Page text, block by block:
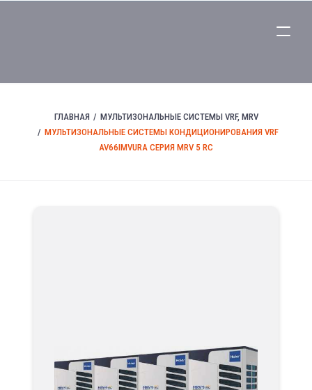
ГЛАВНАЯ
МУЛЬТИЗОНАЛЬНЫЕ СИСТЕМЫ VRF, MRV
МУЛЬТИЗОНАЛЬНЫЕ СИСТЕМЫ КОНДИЦИОНИРОВАНИЯ VRF
AV66IMVURA СЕРИЯ MRV 5 RC